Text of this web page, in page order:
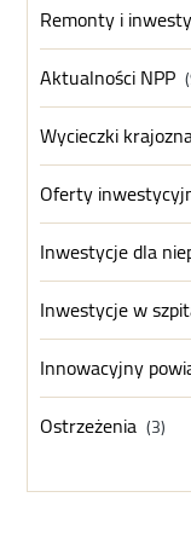
Remonty i
Aktualności NPP
Wycieczki
Oferty
Inwestycje dla
Inwestycje w
Innowacyjny
Ostrzeżenia (3)